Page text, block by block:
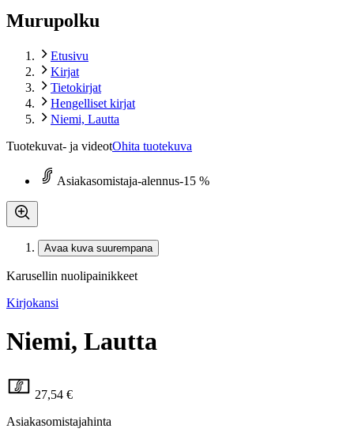
Murupolku
Etusivu
Kirjat
Tietokirjat
Hengelliset kirjat
Niemi, Lautta
Tuotekuvat- ja videotOhita tuotekuva
Asiakasomistaja-alennus-15 %
Avaa kuva suurempana
Karusellin nuolipainikkeet
Kirjokansi
Niemi, Lautta
27,54 €
Asiakasomistajahinta